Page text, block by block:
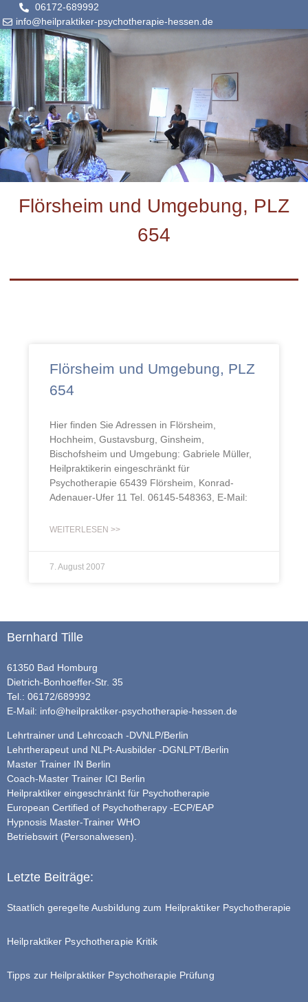
06172-689992
info@heilpraktiker-psychotherapie-hessen.de
Flörsheim und Umgebung, PLZ
654
Flörsheim und Umgebung, PLZ
654
Hier finden Sie Adressen in Flörsheim,
Hochheim, Gustavsburg, Ginsheim,
Bischofsheim und Umgebung: Gabriele Müller,
Heilpraktikerin eingeschränkt für
Psychotherapie 65439 Flörsheim, Konrad-
Adenauer-Ufer 11 Tel. 06145-548363, E-Mail:
WEITERLESEN >>
7. August 2007
Bernhard Tille
61350 Bad Homburg
Dietrich-Bonhoeffer-Str. 35
Tel.: 06172/689992
E-Mail: info@heilpraktiker-psychotherapie-hessen.de
Lehrtrainer und Lehrcoach -DVNLP/Berlin
Lehrtherapeut und NLPt-Ausbilder -DGNLPT/Berlin
Master Trainer IN Berlin
Coach-Master Trainer ICI Berlin
Heilpraktiker eingeschränkt für Psychotherapie
European Certified of Psychotherapy -ECP/EAP
Hypnosis Master-Trainer WHO
Betriebswirt (Personalwesen).
Letzte Beiträge:
Staatlich geregelte Ausbildung zum Heilpraktiker Psychotherapie
Heilpraktiker Psychotherapie Kritik
Tipps zur Heilpraktiker Psychotherapie Prüfung